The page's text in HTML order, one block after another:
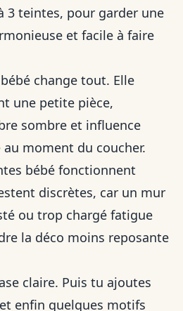
3 teintes, pour garder une
et facile à faire
change tout. Elle
une petite pièce,
sombre et influence
au moment du coucher.
bébé fonctionnent
discrètes, car un mur
ou trop chargé fatigue
la déco moins reposante
claire. Puis tu ajoutes
enfin quelques motifs